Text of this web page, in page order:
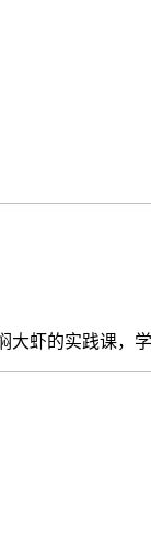
大虾的实践课，